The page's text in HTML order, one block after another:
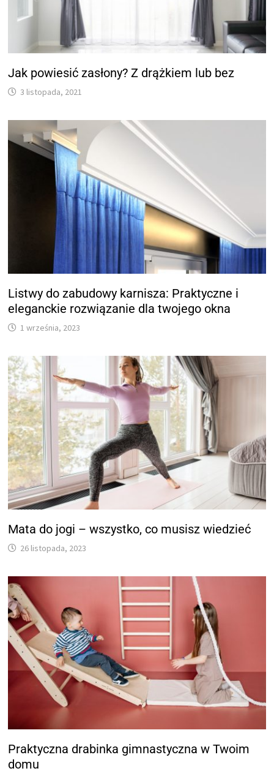
Jak powiesić zasłony? Z drążkiem lub bez
3 listopada, 2021
Listwy do zabudowy karnisza: Praktyczne i
eleganckie rozwiązanie dla twojego okna
1 września, 2023
Mata do jogi – wszystko, co musisz wiedzieć
26 listopada, 2023
Praktyczna drabinka gimnastyczna w Twoim
domu